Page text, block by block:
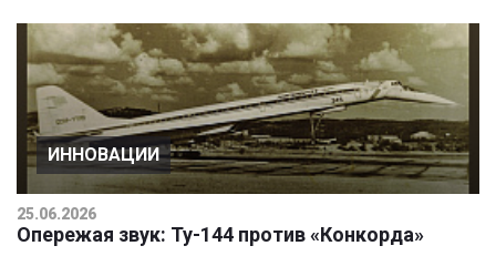
ИННОВАЦИИ
25.06.2026
Опережая звук: Ту-144 против «Конкорда»